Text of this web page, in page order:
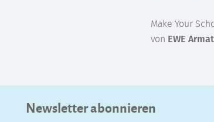
Make Your
von EWE
Newsletter abonnieren